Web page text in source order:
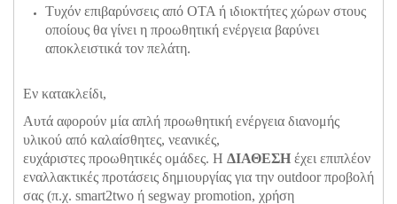
Τυχόν επιβαρύνσεις από ΟΤΑ ή ιδιοκτήτες χώρων στους
οποίους θα γίνει η προωθητική ενέργεια βαρύνει
αποκλειστικά τον πελάτη.
Εν κατακλείδι,
Αυτά αφορούν μία απλή προωθητική ενέργεια διανομής
υλικού από καλαίσθητες, νεανικές,
ευχάριστες προωθητικές ομάδες. Η ΔΙΑΘΕΣΗ έχει επιπλέον
εναλλακτικές προτάσεις δημιουργίας για την outdoor προβολή
σας (π.χ. smart2two ή segway promotion, χρήση